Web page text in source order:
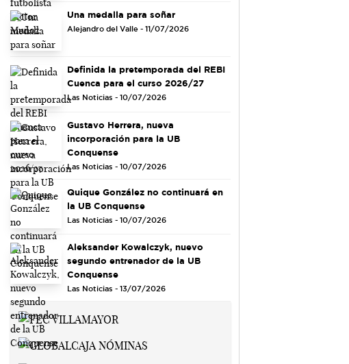
Una medalla para soñar
Alejandro del Valle - 11/07/2026
Definida la pretemporada del REBI
Cuenca para el curso 2026/27
Las Noticias - 10/07/2026
Gustavo Herrera, nueva
incorporación para la UB
Conquense
Las Noticias - 10/07/2026
Quique González no continuará en
la UB Conquense
Las Noticias - 10/07/2026
Aleksander Kowalczyk, nuevo
segundo entrenador de la UB
Conquense
Las Noticias - 13/07/2026